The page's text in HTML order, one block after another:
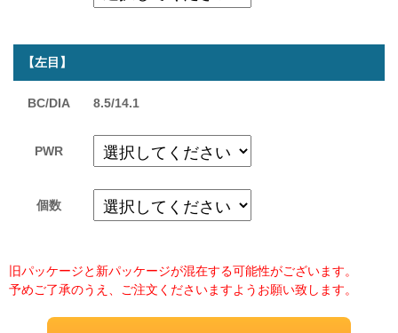
【左目】
BC/DIA 8.5/14.1
PWR
個数
旧パッケージと新パッケージが混在する可能性がございます。
予めご了承のうえ、ご注文くださいますようお願い致します。